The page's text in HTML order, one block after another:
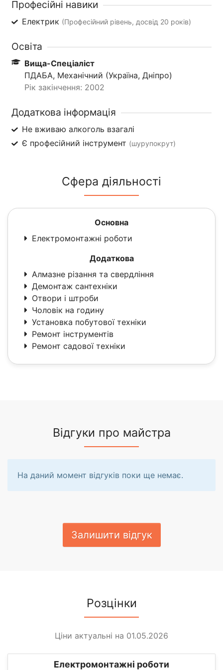
Професійні навики
Електрик (Професійний рівень, досвід 20 років)
Освіта
Вища-Спеціаліст
ПДАБА, Механічний (Україна, Дніпро)
Рік закінчення: 2002
Додаткова інформація
Не вживаю алкоголь взагалі
Є професійний інструмент (шурупокрут)
Сфера діяльності
Основна
Електромонтажні роботи
Додаткова
Алмазне різання та свердління
Демонтаж сантехніки
Отвори і штроби
Чоловік на годину
Установка побутової техніки
Ремонт інструментів
Ремонт садової техніки
Відгуки про майстра
На даний момент відгуків поки ще немає.
Залишити відгук
Розцінки
Ціни актуальні на 01.05.2026
Електромонтажні роботи